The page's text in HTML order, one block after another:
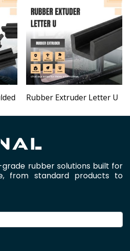
Rubber Extruder Letter U
rubber solutions built for
from standard products to